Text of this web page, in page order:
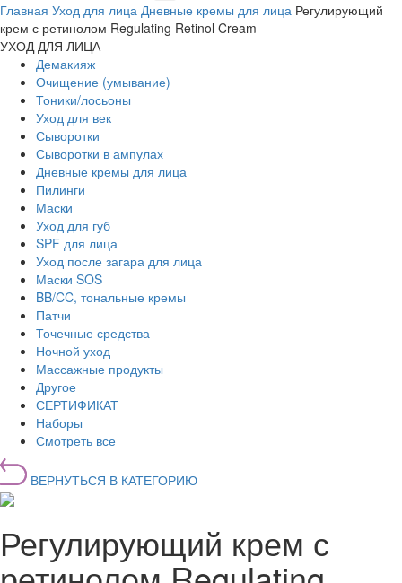
Главная Уход для лица Дневные кремы для лица Регулирующий
крем с ретинолом Regulating Retinol Cream
УХОД ДЛЯ ЛИЦА
Демакияж
Очищение (умывание)
Тоники/лосьоны
Уход для век
Сыворотки
Сыворотки в ампулах
Дневные кремы для лица
Пилинги
Маски
Уход для губ
SPF для лица
Уход после загара для лица
Маски SOS
BB/CC, тональные кремы
Патчи
Точечные средства
Ночной уход
Массажные продукты
Другое
СЕРТИФИКАТ
Наборы
Смотреть все
ВЕРНУТЬСЯ В КАТЕГОРИЮ
Регулирующий крем с